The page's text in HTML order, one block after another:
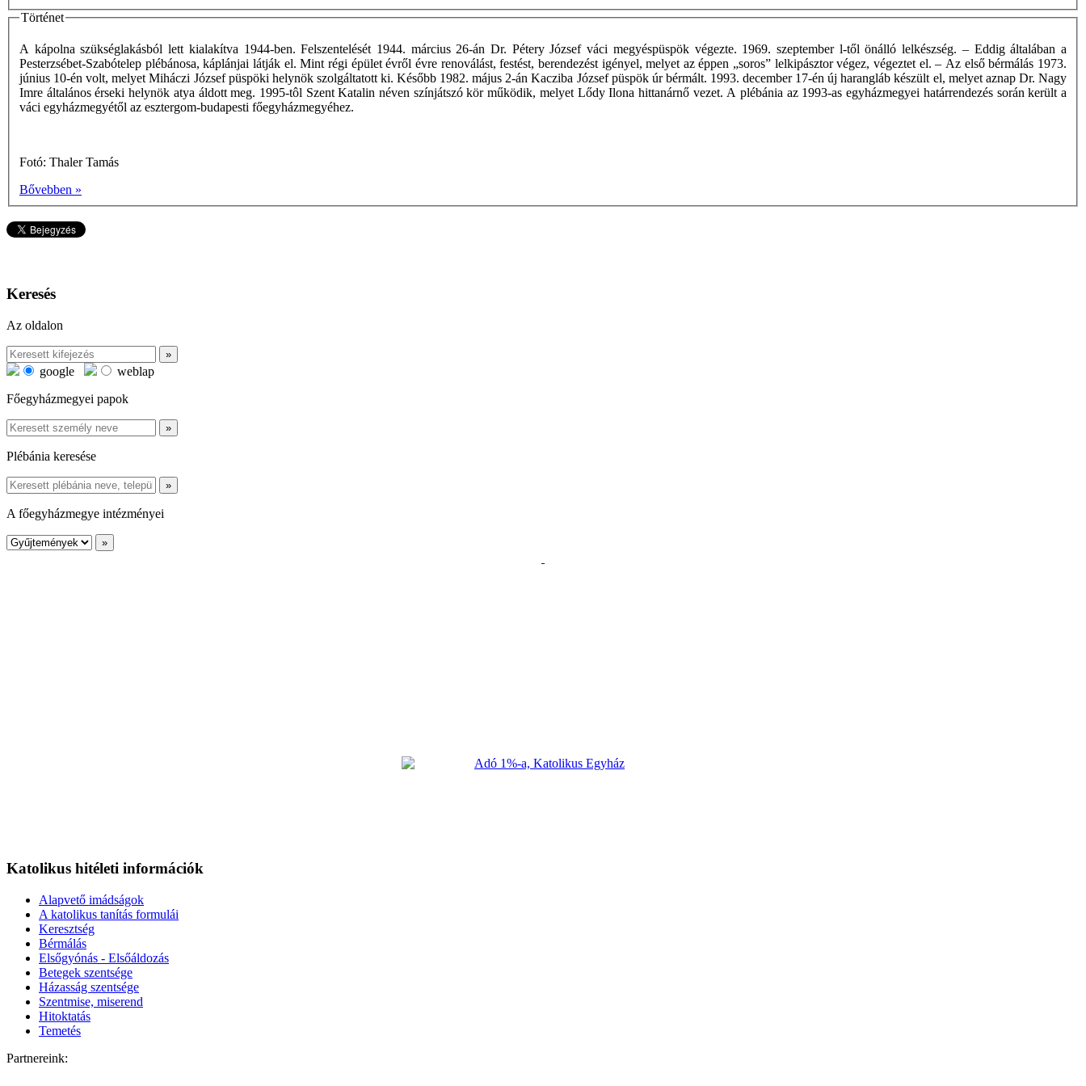
Történet
A kápolna szükséglakásból lett kialakítva 1944-ben. Felszentelését 1944. március 26-án Dr. Pétery József váci megyéspüspök végezte. 1969. szeptember l-től önálló lelkészség. – Eddig általában a
Pesterzsébet-Szabótelep plébánosa, káplánjai látják el. Mint régi épület évről évre renoválást, festést, berendezést igényel, melyet az éppen „soros” lelkipásztor végez, végeztet el. – Az első bérmálás 1973.
június 10-én volt, melyet Miháczi József püspöki helynök szolgáltatott ki. Később 1982. május 2-án Kacziba József püspök úr bérmált. 1993. december 17-én új harangláb készült el, melyet aznap Dr. Nagy
Imre általános érseki helynök atya áldott meg. 1995-tôl Szent Katalin néven színjátszó kör működik, melyet Lődy Ilona hittanárnő vezet. A plébánia az 1993-as egyházmegyei határrendezés során került a
váci egyházmegyétől az esztergom-budapesti főegyházmegyéhez.
Fotó: Thaler Tamás
Bővebben »
Keresés
Az oldalon
google
weblap
Főegyházmegyei papok
Plébánia keresése
A főegyházmegye intézményei
Katolikus hitéleti információk
Alapvető imádságok
A katolikus tanítás formulái
Keresztség
Bérmálás
Elsőgyónás - Elsőáldozás
Betegek szentsége
Házasság szentsége
Szentmise, miserend
Hitoktatás
Temetés
Partnereink: